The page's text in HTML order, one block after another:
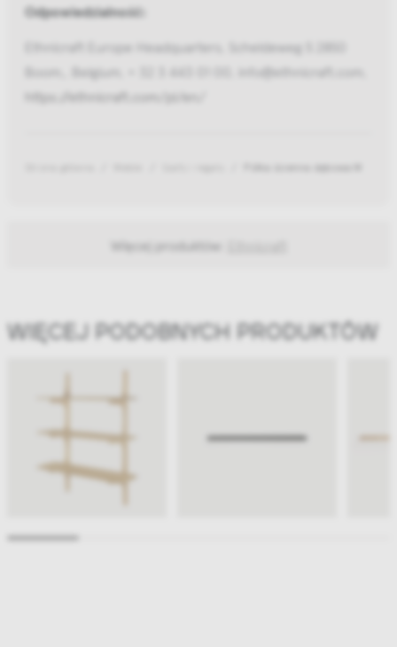
Odpowiedzialność:
Ethnicraft Europe Headquarters, Scheldeweg 5 2850
Boom,, Belgium, + 32 3 443 01 00, info@ethnicraft.com,
https://ethnicraft.com/pl/en/
Półka ścienna dębowa M
Więcej produktów:
WIĘCEJ PODOBNYCH PRODUKTÓW